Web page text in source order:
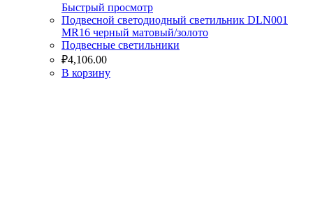
Быстрый просмотр
Подвесной светодиодный светильник DLN001
MR16 черный матовый/золото
Подвесные светильники
₽4,106.00
В корзину